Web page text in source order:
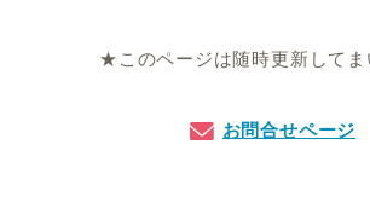
★このページは随時更新してま
お問合せページ